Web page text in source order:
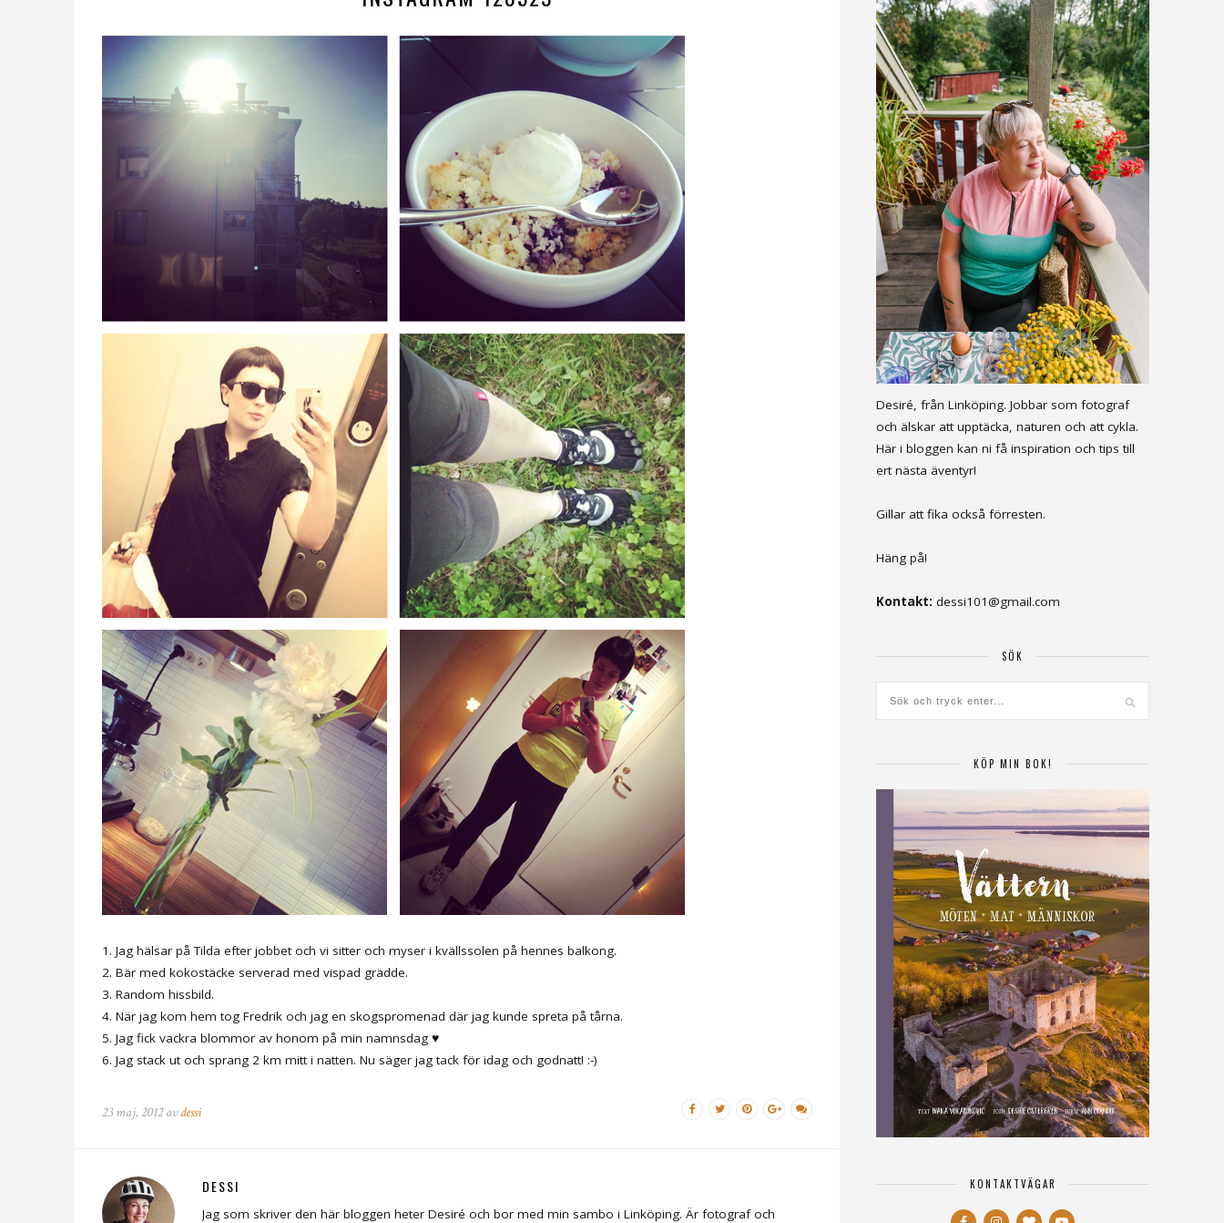
1. Jag hälsar på Tilda efter jobbet och vi sitter och myser i kvällssolen på hennes balkong.
2. Bär med kokostäcke serverad med vispad grädde.
3. Random hissbild.
4. När jag kom hem tog Fredrik och jag en skogspromenad där jag kunde spreta på tårna.
5. Jag fick vackra blommor av honom på min namnsdag ♥
6. Jag stack ut och sprang 2 km mitt i natten. Nu säger jag tack för idag och godnatt! :-)
23 maj, 2012 avdessi
DESSI
Jag som skriver den här bloggen heter Desiré och bor med min sambo i Linköping. Är fotograf och
Desiré, från Linköping. Jobbar som fotograf
och älskar att upptäcka, naturen och att cykla.
Här i bloggen kan ni få inspiration och tips till
ert nästa äventyr!
Gillar att fika också förresten.
Häng på!
Kontakt: dessi101@gmail.com
SÖK
KÖP MIN BOK!
KONTAKTVÄGAR